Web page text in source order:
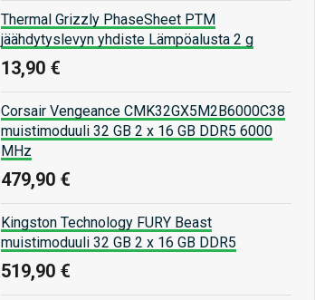
Thermal Grizzly PhaseSheet PTM
jäähdytyslevyn yhdiste Lämpöalusta 2 g
13,90 €
Corsair Vengeance CMK32GX5M2B6000C38
muistimoduuli 32 GB 2 x 16 GB DDR5 6000
MHz
479,90 €
Kingston Technology FURY Beast
muistimoduuli 32 GB 2 x 16 GB DDR5
519,90 €